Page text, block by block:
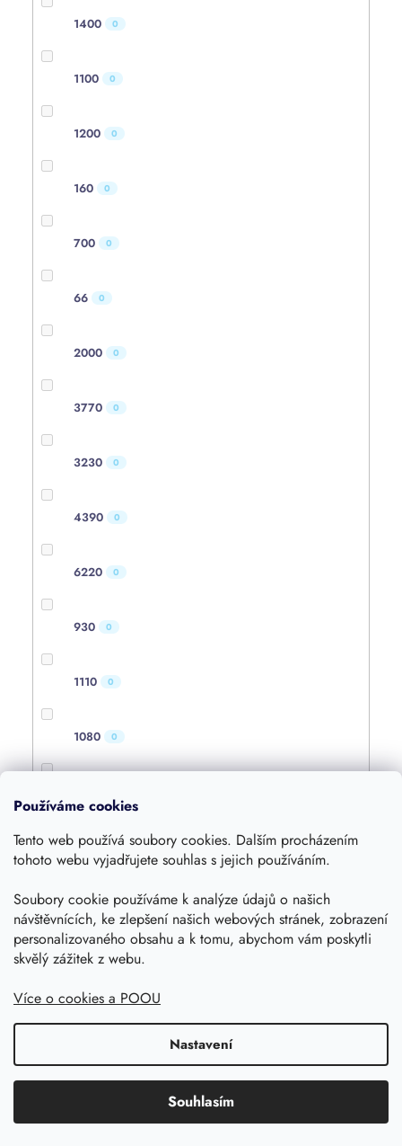
Používáme cookies
Tento web používá soubory cookies. Dalším procházením
tohoto webu vyjadřujete souhlas s jejich používáním.
Soubory cookie používáme k analýze údajů o našich
návštěvnících, ke zlepšení našich webových stránek, zobrazení
personalizovaného obsahu a k tomu, abychom vám poskytli
skvělý zážitek z webu.
Více o cookies a POOU
Nastavení
Souhlasím
1400 0
1100 0
1200 0
160 0
700 0
66 0
2000 0
3770 0
3230 0
4390 0
6220 0
930 0
1110 0
1080 0
4000 0
1600 0
360 0
420
1250 0
1055